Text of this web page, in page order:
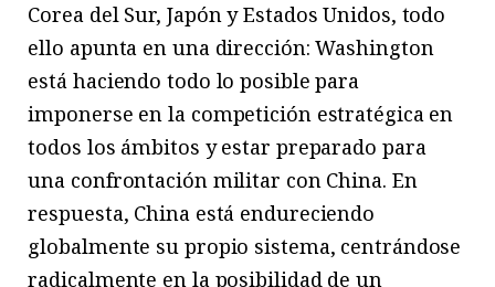
Corea del Sur, Japón y Estados Unidos, todo
ello apunta en una dirección: Washington
está haciendo todo lo posible para
imponerse en la competición estratégica en
todos los ámbitos y estar preparado para
una confrontación militar con China. En
respuesta, China está endureciendo
globalmente su propio sistema, centrándose
radicalmente en la posibilidad de un